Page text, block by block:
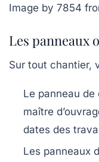
Image by 7854
Les panneaux
Sur tout chantier,
Le panneau de
maître
dates des
Les panneaux